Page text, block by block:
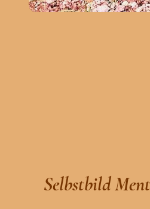
Selbstbild